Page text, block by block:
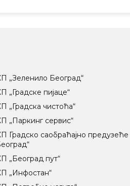
„Зеленило Београд“
„Градске пијаце“
„Градска чистоћа“
„Паркинг сервис“
Градско саобраћајно предузеће
„Београд пут“
„Инфостан“